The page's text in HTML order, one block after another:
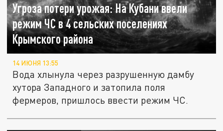
Угроза потери урожая: На Кубани ввели
режим ЧС в 4 сельских поселениях
Крымского района
14 ИЮНЯ 13:55
Вода хлынула через разрушенную дамбу
хутора Западного и затопила поля
фермеров, пришлось ввести режим ЧС.